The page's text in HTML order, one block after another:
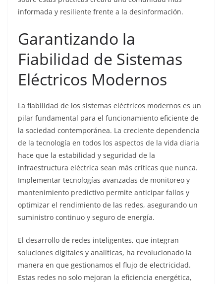
informada y resiliente frente a la desinformación.
Garantizando la
Fiabilidad de Sistemas
Eléctricos Modernos
La fiabilidad de los sistemas eléctricos modernos es un
pilar fundamental para el funcionamiento eficiente de
la sociedad contemporánea. La creciente dependencia
de la tecnología en todos los aspectos de la vida diaria
hace que la estabilidad y seguridad de la
infraestructura eléctrica sean más críticas que nunca.
Implementar tecnologías avanzadas de monitoreo y
mantenimiento predictivo permite anticipar fallos y
optimizar el rendimiento de las redes, asegurando un
suministro continuo y seguro de energía.
El desarrollo de redes inteligentes, que integran
soluciones digitales y analíticas, ha revolucionado la
manera en que gestionamos el flujo de electricidad.
Estas redes no solo mejoran la eficiencia energética,